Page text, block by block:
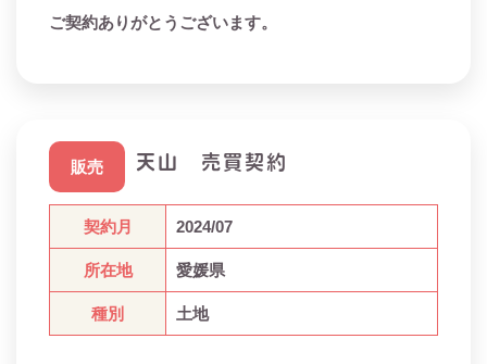
ご契約ありがとうございます。
天山 売買契約
契約月 2024/07
所在地 愛媛県
種別 土地
販売